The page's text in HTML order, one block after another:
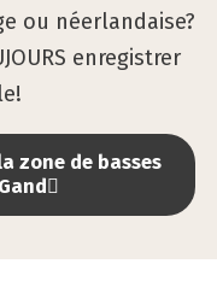
ou néerlandaise?
enregistrer
zone de basses